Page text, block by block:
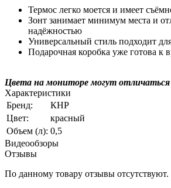
Термос легко моется и имеет
Зонт занимает минимум места и
надёжностью
Универсальный стиль подходит
Подарочная коробка уже готова к
Цвета на мониторе могут
Характеристики
Бренд:
КНР
Цвет:
красный
Объем (л): 0,5
Видеообзоры
Отзывы
По данному товару отзывы отсутствуют.